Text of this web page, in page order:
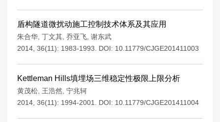
盾构隧道微扰动施工控制技术体系及其应用
朱合华 丁文其 乔亚飞 谢东武
2014, 36(11): 1983-1993.
DOI: 10.11779/CJGE201411003
Kettleman Hills填埋场三维稳定性极限上限分析
黄茂松 王浩然 宁兆轲
2014, 36(11): 1994-2001.
DOI: 10.11779/CJGE201411004